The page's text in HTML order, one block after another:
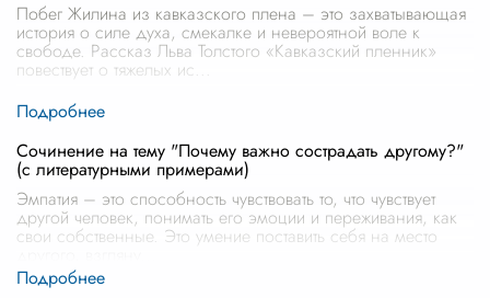
Побег Жилина из кавказского плена – это захватывающая
история о силе духа, смекалке и невероятной воле к
свободе. Рассказ Льва Толстого «Кавказский пленник»
повествует о тяжелых ис
Сочинение на тему "Почему важно сострадать другому?"
(с литературными примерами)
Эмпатия – это способность чувствовать то, что чувствует
другой человек, понимать его эмоции и переживания, как
свои собственные. Это умение поставить себя на место